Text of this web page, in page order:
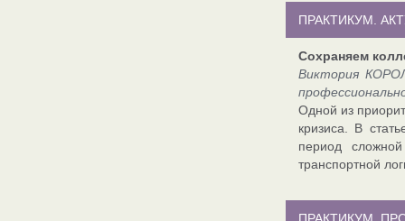
ПРАКТИКУМ.
Сохраняем
Виктория
Одной из
кризиса. В
период
транспортной